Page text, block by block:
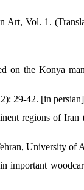
Vol. 1.
on the Konya
29-42. [in persian]
regions of Iran
University of
important